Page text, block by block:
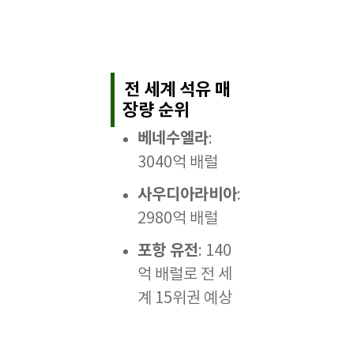
전 세계 석유 매
장량 순위
베네수엘라:
3040억 배럴
사우디아라비아:
2980억 배럴
포항 유전: 140
억 배럴로 전 세
계 15위권 예상